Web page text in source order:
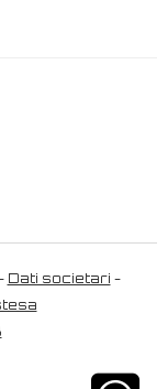
Dati societari -